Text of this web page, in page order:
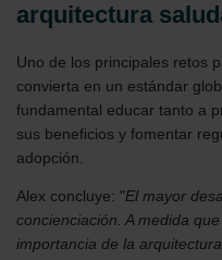
arquitectura
Uno de los principales retos
convierta en un estándar
fundamental educar tanto a
sus beneficios y fomentar
adopción.
Alex concluye: "El mayor
concienciación. A medida
importancia de la